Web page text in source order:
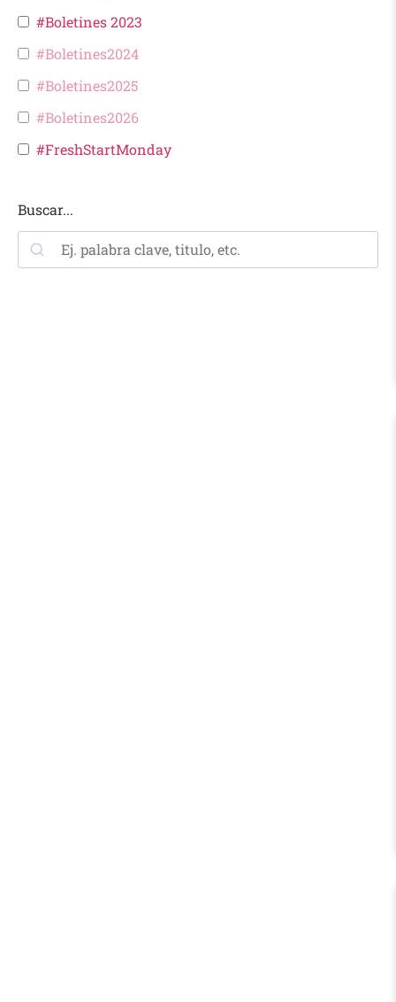
#Boletines 2023
#Boletines2024
#Boletines2025
#Boletines2026
#FreshStartMonday
Buscar...